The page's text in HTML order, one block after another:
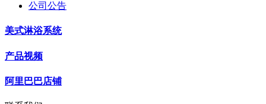
公司公告
美式淋浴系统
产品视频
阿里巴巴店铺